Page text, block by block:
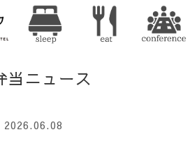
当ニュース
2026.06.08